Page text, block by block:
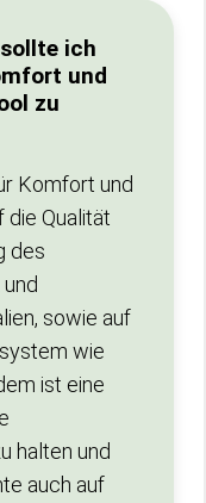
ich
und
zu
Komfort und
die Qualität
des
sowie auf
wie
ist eine
halten und
auch auf